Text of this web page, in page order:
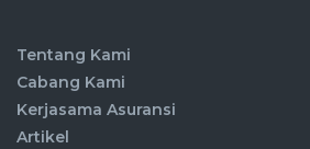
Tentang Kami
Cabang Kami
Kerjasama Asuransi
Artikel